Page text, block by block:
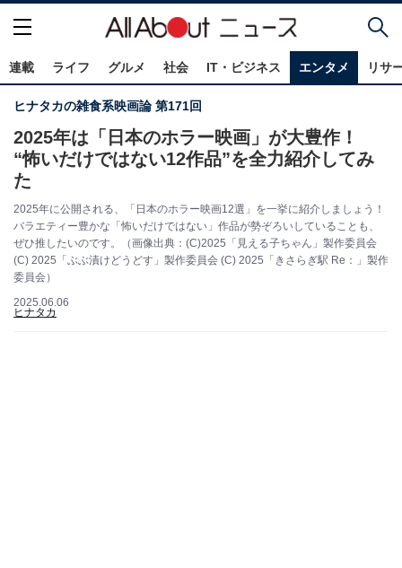
連載 ライフ グルメ 社会 IT・ビジネス エンタメ リサ
ヒナタカの雑食系映画論 第171回
2025年は「日本のホラー映画」が大豊作！
“怖いだけではない12作品”を全力紹介してみ
た
2025年に公開される、「日本のホラー映画12選」を一挙に紹介しましょう！
バラエティー豊かな「怖いだけではない」作品が勢ぞろいしていることも、
ぜひ推したいのです。（画像出典：(C)2025「見える子ちゃん」製作委員会
(C) 2025「ぶぶ漬けどうどす」製作委員会 (C) 2025「きさらぎ駅 Re：」製作
委員会）
2025.06.06
ヒナタカ